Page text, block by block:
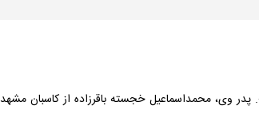
باقرزاده متولد سال ۱۳۲۶ در مشهد است. پدر وی، محمداسماعیل خجسته باقرزاده از کاسبان مشهد